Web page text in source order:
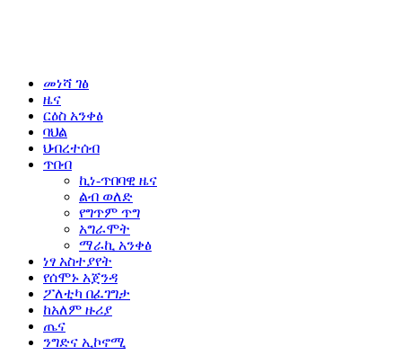
መነሻ ገፅ
ዜና
ርዕስ አንቀፅ
ባህል
ህብረተሰብ
ጥበብ
ኪነ-ጥበባዊ ዜና
ልብ ወለድ
የግጥም ጥግ
አግራሞት
ማራኪ አንቀፅ
ነፃ አስተያየት
የሰሞኑ አጀንዳ
ፖለቲካ በፈገግታ
ከአለም ዙሪያ
ጤና
ንግድና ኢኮኖሚ